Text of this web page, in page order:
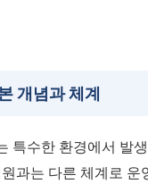
개념과 체계
특수한 환경에서 발
과는 다른 체계로